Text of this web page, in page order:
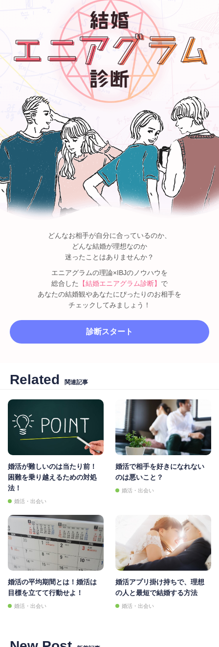
どんなお相手が自分に合っているのか、
どんな結婚が理想なのか
迷ったことはありませんか？
エニアグラムの理論×IBJのノウハウを
総合した
【結婚エニアグラム診断】 で
あなたの結婚観やあなたにぴったりのお相手を
チェックしてみましょう！
診断スタート
Related 関連記事
婚活が難しいのは当たり前！
困難を乗り越えるための対処
法！
婚活・出会い
婚活で相手を好きになれない
のは悪いこと？
婚活・出会い
婚活の平均期間とは！婚活は
目標を立てて行動せよ！
婚活・出会い
婚活アプリ掛け持ちで、理想
の人と最短で結婚する方法
婚活・出会い